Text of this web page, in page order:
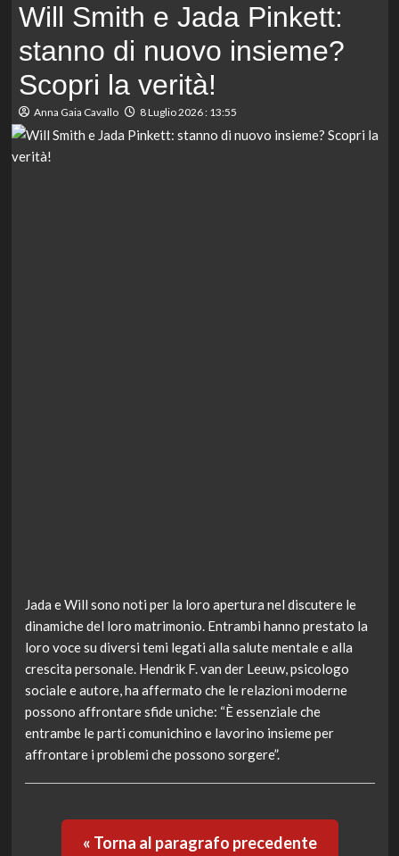
Will Smith e Jada Pinkett:
stanno di nuovo insieme?
Scopri la verità!
Anna Gaia Cavallo 8 Luglio 2026 : 13:55
Jada e Will sono noti per la loro apertura nel discutere le
dinamiche del loro matrimonio. Entrambi hanno prestato la
loro voce su diversi temi legati alla salute mentale e alla
crescita personale. Hendrik F. van der Leeuw, psicologo
sociale e autore, ha affermato che le relazioni moderne
possono affrontare sfide uniche: “È essenziale che
entrambe le parti comunichino e lavorino insieme per
affrontare i problemi che possono sorgere”.
« Torna al paragrafo precedente